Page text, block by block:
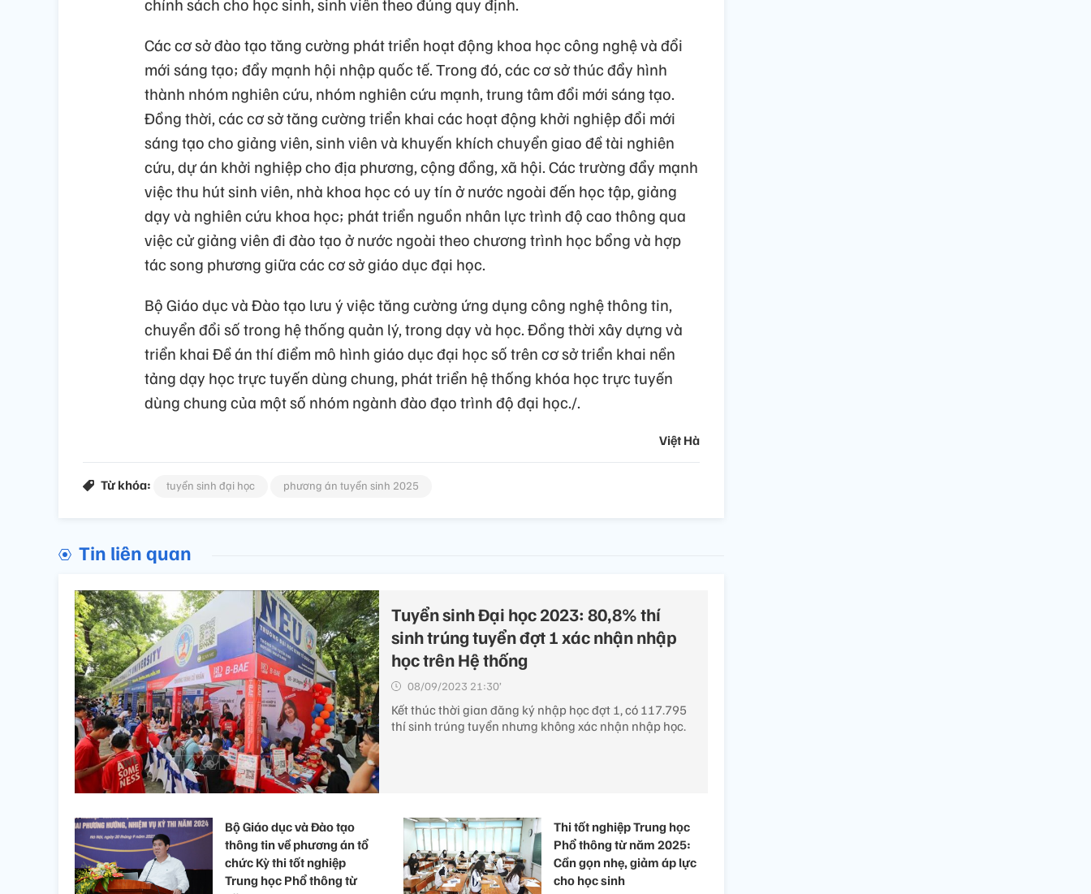
Các cơ sở đào tạo tăng cường phát triển hoạt động khoa học công nghệ và đổi
mới sáng tạo; đẩy mạnh hội nhập quốc tế. Trong đó, các cơ sở thúc đẩy hình
thành nhóm nghiên cứu, nhóm nghiên cứu mạnh, trung tâm đổi mới sáng tạo.
Đồng thời, các cơ sở tăng cường triển khai các hoạt động khởi nghiệp đổi mới
sáng tạo cho giảng viên, sinh viên và khuyến khích chuyển giao đề tài nghiên
cứu, dự án khởi nghiệp cho địa phương, cộng đồng, xã hội. Các trường đẩy mạnh
việc thu hút sinh viên, nhà khoa học có uy tín ở nước ngoài đến học tập, giảng
dạy và nghiên cứu khoa học; phát triển nguồn nhân lực trình độ cao thông qua
việc cử giảng viên đi đào tạo ở nước ngoài theo chương trình học bổng và hợp
tác song phương giữa các cơ sở giáo dục đại học.
Bộ Giáo dục và Đào tạo lưu ý việc tăng cường ứng dụng công nghệ thông tin,
chuyển đổi số trong hệ thống quản lý, trong dạy và học. Đồng thời xây dựng và
triển khai Đề án thí điểm mô hình giáo dục đại học số trên cơ sở triển khai nền
tảng dạy học trực tuyến dùng chung, phát triển hệ thống khóa học trực tuyến
dùng chung của một số nhóm ngành đào đạo trình độ đại học./.
Việt Hà
Từ khóa: tuyển sinh đại học phương án tuyển sinh 2025
Tin liên quan
Tuyển sinh Đại học 2023: 80,8% thí
sinh trúng tuyển đợt 1 xác nhận nhập
học trên Hệ thống
08/09/2023 21:30’
Kết thúc thời gian đăng ký nhập học đợt 1, có 117.795
thí sinh trúng tuyển nhưng không xác nhận nhập học.
Bộ Giáo dục và Đào tạo
thông tin về phương án tổ
chức Kỳ thi tốt nghiệp
Trung học Phổ thông từ
Thi tốt nghiệp Trung học
Phổ thông từ năm 2025:
Cần gọn nhẹ, giảm áp lực
cho học sinh